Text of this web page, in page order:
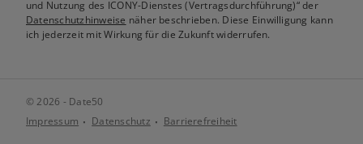
und Nutzung des ICONY-Dienstes (Vertragsdurchführung)“ der
Datenschutzhinweise näher beschrieben. Diese Einwilligung kann
ich jederzeit mit Wirkung für die Zukunft widerrufen.
© 2026 - Date50
Impressum
Datenschutz Barrierefreiheit